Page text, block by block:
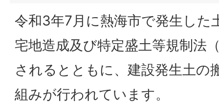
令和3年7月に熱海市で発生した
宅地造成及び特定盛土等規制法
されるとともに、建設発生土の
組みが行われています。